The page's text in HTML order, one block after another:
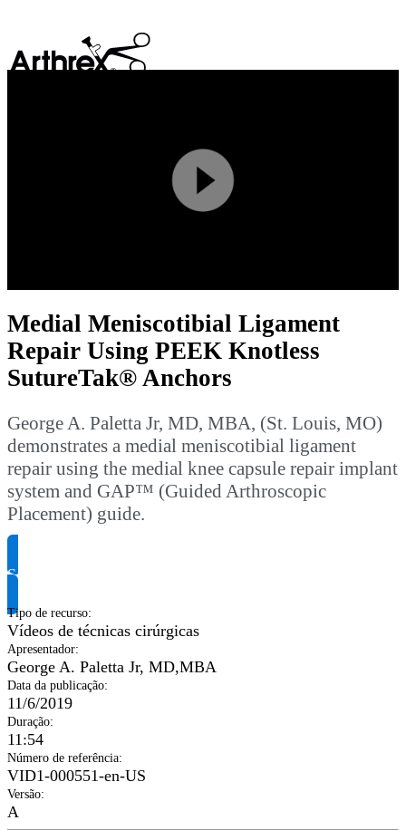
Play
Video
Medial Meniscotibial Ligament
Repair Using PEEK Knotless
SutureTak® Anchors
George A. Paletta Jr, MD, MBA, (St. Louis, MO)
demonstrates a medial meniscotibial ligament
repair using the medial knee capsule repair implant
system and GAP™ (Guided Arthroscopic
Placement) guide.
Solicite informação do produto
Tipo de recurso:
Vídeos de técnicas cirúrgicas
Apresentador:
George A. Paletta Jr, MD,MBA
Data da publicação:
11/6/2019
Duração:
11:54
Número de referência:
VID1-000551-en-US
Versão:
A